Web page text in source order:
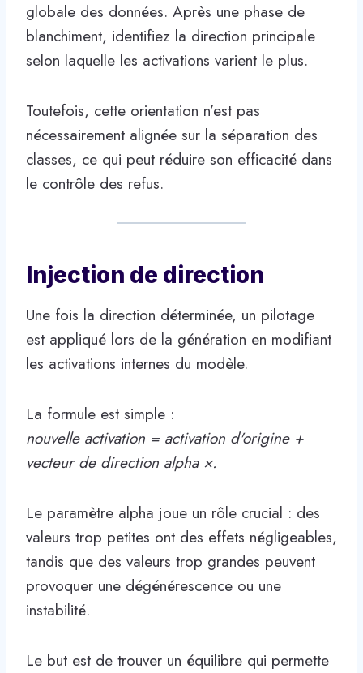
globale des données. Après une phase de
blanchiment, identifiez la direction principale
selon laquelle les activations varient le plus.
Toutefois, cette orientation n’est pas
nécessairement alignée sur la séparation des
classes, ce qui peut réduire son efficacité dans
le contrôle des refus.
Injection de direction
Une fois la direction déterminée, un pilotage
est appliqué lors de la génération en modifiant
les activations internes du modèle.
La formule est simple :
nouvelle activation = activation d'origine +
vecteur de direction alpha ×.
Le paramètre alpha joue un rôle crucial : des
valeurs trop petites ont des effets négligeables,
tandis que des valeurs trop grandes peuvent
provoquer une dégénérescence ou une
instabilité.
Le but est de trouver un équilibre qui permette